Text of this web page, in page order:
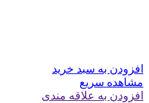
افزودن به سبد خرید
مشاهده سریع
افزودن به علاقه مندی